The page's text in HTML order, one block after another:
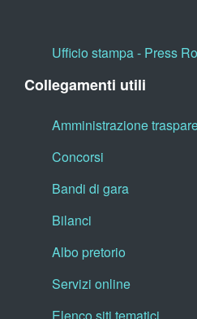
Ufficio stampa - Press
Collegamenti utili
Amministrazione
Concorsi
Bandi di gara
Bilanci
Albo pretorio
Servizi online